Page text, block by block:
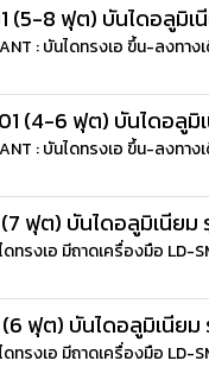
(5-8 ฟุต) บันไดอลูมิ
: บันไดทรงเอ ขึ้น-ลงทาง
(4-6 ฟุต) บันไดอลูมิ
: บันไดทรงเอ ขึ้น-ลงทา
ฟุต) บันไดอลูมิเนียม
ดทรงเอ มีถาดเครื่องมือ LD-
ฟุต) บันไดอลูมิเนียม
ดทรงเอ มีถาดเครื่องมือ LD-